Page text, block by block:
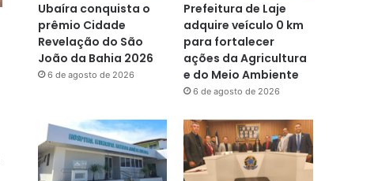
Ubaíra conquista o
prêmio Cidade
Revelação do São
João da Bahia 2026
6 de agosto de 2026
Prefeitura de Laje
adquire veículo 0 km
para fortalecer
ações da Agricultura
e do Meio Ambiente
6 de agosto de 2026